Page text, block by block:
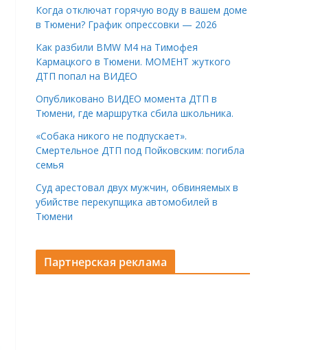
Когда отключат горячую воду в вашем доме
в Тюмени? График опрессовки — 2026
Как разбили BMW M4 на Тимофея
Кармацкого в Тюмени. МОМЕНТ жуткого
ДТП попал на ВИДЕО
Опубликовано ВИДЕО момента ДТП в
Тюмени, где маршрутка сбила школьника.
«Собака никого не подпускает».
Смертельное ДТП под Пойковским: погибла
семья
Суд арестовал двух мужчин, обвиняемых в
убийстве перекупщика автомобилей в
Тюмени
Партнерская реклама